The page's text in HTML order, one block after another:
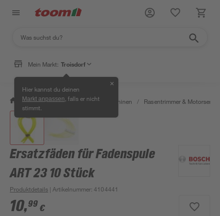
Mein Markt: Troisdorf
Hier kannst du deinen
Markt anpassen , falls er nicht
stimmt.
✕
/ Garten & Freizeit / Gartenmaschinen / Rasentrimmer &
Ersatzfäden für Fadenspule
ART 23 10 Stück
Produktdetails | Artikelnummer:4104441
10,99 €